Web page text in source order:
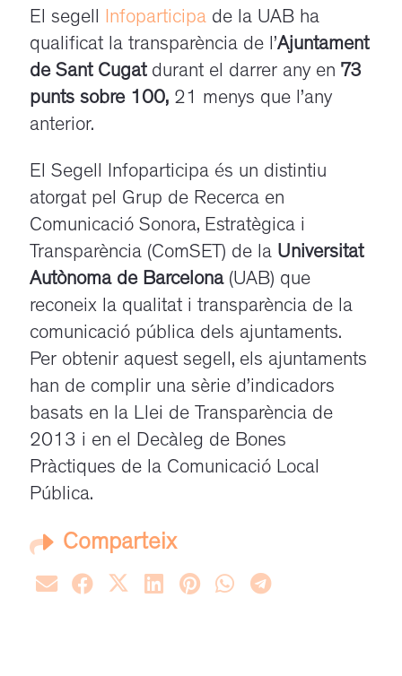
El segell Infoparticipa de la UAB ha
qualificat la transparència de l’Ajuntament
de Sant Cugatdurant el darrer any en 73
punts sobre 100, 21 menys que l’any
anterior.
El Segell Infoparticipa és un distintiu
atorgat pel Grup de Recerca en
Comunicació Sonora, Estratègica i
Transparència (ComSET) de la Universitat
Autònoma de Barcelona(UAB) que
reconeix la qualitat i transparència de la
comunicació pública dels ajuntaments.
Per obtenir aquest segell, els ajuntaments
han de complir una sèrie d’indicadors
basats en la Llei de Transparència de
2013 i en el Decàleg de Bones
Pràctiques de la Comunicació Local
Pública.
Comparteix